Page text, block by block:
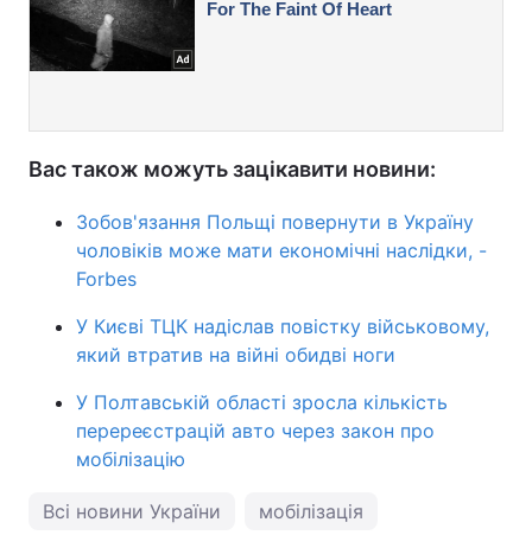
Вас також можуть зацікавити новини:
Зобов'язання Польщі повернути в Україну
чоловіків може мати економічні наслідки, -
Forbes
У Києві ТЦК надіслав повістку військовому,
який втратив на війні обидві ноги
У Полтавській області зросла кількість
перереєстрацій авто через закон про
мобілізацію
Всі новини України мобілізація